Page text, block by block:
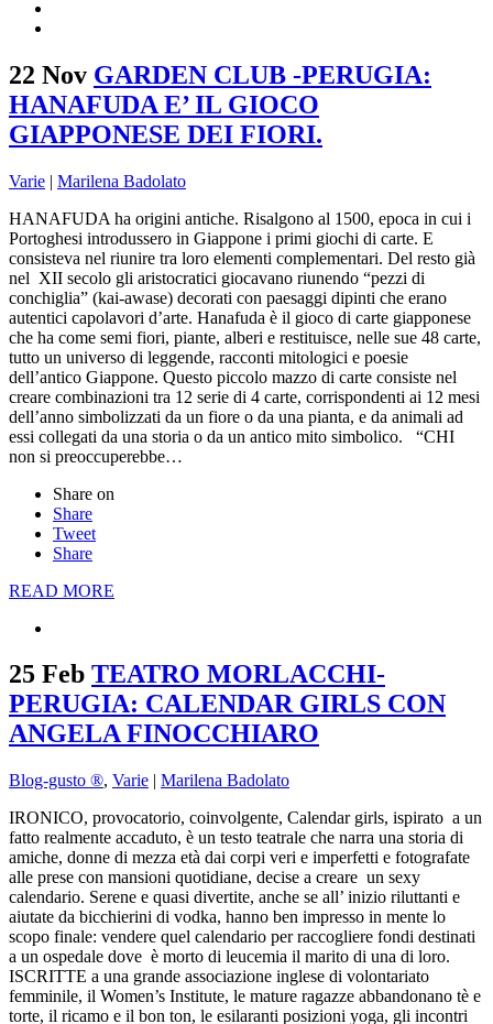
22 Nov GARDEN CLUB -PERUGIA:
HANAFUDA E’ IL GIOCO
GIAPPONESE DEI FIORI.
Varie | Marilena Badolato
HANAFUDA ha origini antiche. Risalgono al 1500, epoca in cui i
Portoghesi introdussero in Giappone i primi giochi di carte. E
consisteva nel riunire tra loro elementi complementari. Del resto già
nel XII secolo gli aristocratici giocavano riunendo “pezzi di
conchiglia” (kai-awase) decorati con paesaggi dipinti che erano
autentici capolavori d’arte. Hanafuda è il gioco di carte giapponese
che ha come semi fiori, piante, alberi e restituisce, nelle sue 48 carte,
tutto un universo di leggende, racconti mitologici e poesie
dell’antico Giappone. Questo piccolo mazzo di carte consiste nel
creare combinazioni tra 12 serie di 4 carte, corrispondenti ai 12 mesi
dell’anno simbolizzati da un fiore o da una pianta, e da animali ad
essi collegati da una storia o da un antico mito simbolico. “CHI
non si preoccuperebbe…
Share on
Share
Tweet
Share
READ MORE
25 Feb TEATRO MORLACCHI-
PERUGIA: CALENDAR GIRLS CON
ANGELA FINOCCHIARO
Blog-gusto ®, Varie | Marilena Badolato
IRONICO, provocatorio, coinvolgente, Calendar girls, ispirato a un
fatto realmente accaduto, è un testo teatrale che narra una storia di
amiche, donne di mezza età dai corpi veri e imperfetti e fotografate
alle prese con mansioni quotidiane, decise a creare un sexy
calendario. Serene e quasi divertite, anche se all’ inizio riluttanti e
aiutate da bicchierini di vodka, hanno ben impresso in mente lo
scopo finale: vendere quel calendario per raccogliere fondi destinati
a un ospedale dove è morto di leucemia il marito di una di loro.
ISCRITTE a una grande associazione inglese di volontariato
femminile, il Women’s Institute, le mature ragazze abbandonano tè e
torte, il ricamo e il bon ton, le esilaranti posizioni yoga, gli incontri